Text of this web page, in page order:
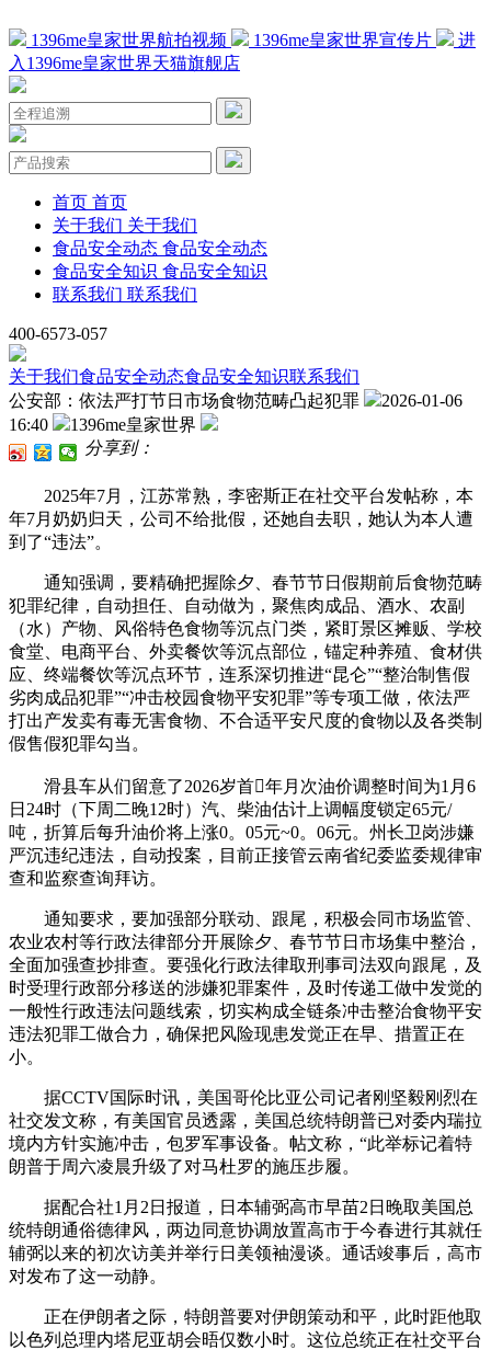
1396me皇家世界航拍视频 1396me皇家世界宣传片
进
入1396me皇家世界天猫旗舰店
首页 首页
关于我们 关于我们
食品安全动态 食品安全动态
食品安全知识 食品安全知识
联系我们 联系我们
400-6573-057
关于我们食品安全动态食品安全知识联系我们
公安部：依法严打节日市场食物范畴凸起犯罪
2026-01-06
16:40
1396me皇家世界
分享到：
2025年7月，江苏常熟，李密斯正在社交平台发帖称，本
年7月奶奶归天，公司不给批假，还她自去职，她认为本人遭
到了“违法”。
通知强调，要精确把握除夕、春节节日假期前后食物范畴
犯罪纪律，自动担任、自动做为，聚焦肉成品、酒水、农副
（水）产物、风俗特色食物等沉点门类，紧盯景区摊贩、学校
食堂、电商平台、外卖餐饮等沉点部位，锚定种养殖、食材供
应、终端餐饮等沉点环节，连系深切推进“昆仑”“整治制售假
劣肉成品犯罪”“冲击校园食物平安犯罪”等专项工做，依法严
打出产发卖有毒无害食物、不合适平安尺度的食物以及各类制
假售假犯罪勾当。
滑县车从们留意了2026岁首年月次油价调整时间为1月6
日24时（下周二晚12时）汽、柴油估计上调幅度锁定65元/
吨，折算后每升油价将上涨0。05元~0。06元。州长卫岗涉嫌
严沉违纪违法，自动投案，目前正接管云南省纪委监委规律审
查和监察查询拜访。
通知要求，要加强部分联动、跟尾，积极会同市场监管、
农业农村等行政法律部分开展除夕、春节节日市场集中整治，
全面加强查抄排查。要强化行政法律取刑事司法双向跟尾，及
时受理行政部分移送的涉嫌犯罪案件，及时传递工做中发觉的
一般性行政违法问题线索，切实构成全链条冲击整治食物平安
违法犯罪工做合力，确保把风险现患发觉正在早、措置正在
小。
据CCTV国际时讯，美国哥伦比亚公司记者刚坚毅刚烈在
社交发文称，有美国官员透露，美国总统特朗普已对委内瑞拉
境内方针实施冲击，包罗军事设备。帖文称，“此举标记着特
朗普于周六凌晨升级了对马杜罗的施压步履。
据配合社1月2日报道，日本辅弼高市早苗2日晚取美国总
统特朗通俗德律风，两边同意协调放置高市于今春进行其就任
辅弼以来的初次访美并举行日美领袖漫谈。通话竣事后，高市
对发布了这一动静。
正在伊朗者之际，特朗普要对伊朗策动和平，此时距他取
以色列总理内塔尼亚胡会晤仅数小时。这位总统正在社交平台